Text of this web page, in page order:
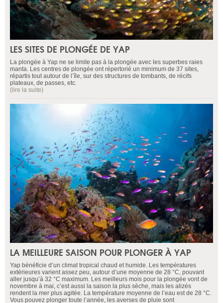
LES SITES DE PLONGÉE DE YAP
La plongée à Yap ne se limite pas à la plongée avec les superbes raies
manta. Les centres de plongée ont répertorié un minimum de 37 sites,
répartis tout autour de l’île, sur des structures de tombants, de récifs
plateaux, de passes, etc.
(lire la suite)
LA MEILLEURE SAISON POUR PLONGER À YAP
Yap bénéficie d’un climat tropical chaud et humide. Les températures
extérieures varient assez peu, autour d’une moyenne de 28 °C, pouvant
aller jusqu’à 32 °C maximum. Les meilleurs mois pour la plongée vont de
novembre à mai, c’est aussi la saison la plus sèche, mais les alizés
rendent la mer plus agitée. La température moyenne de l’eau est de 28 °C.
Vous pouvez plonger toute l’année, les averses de pluie sont